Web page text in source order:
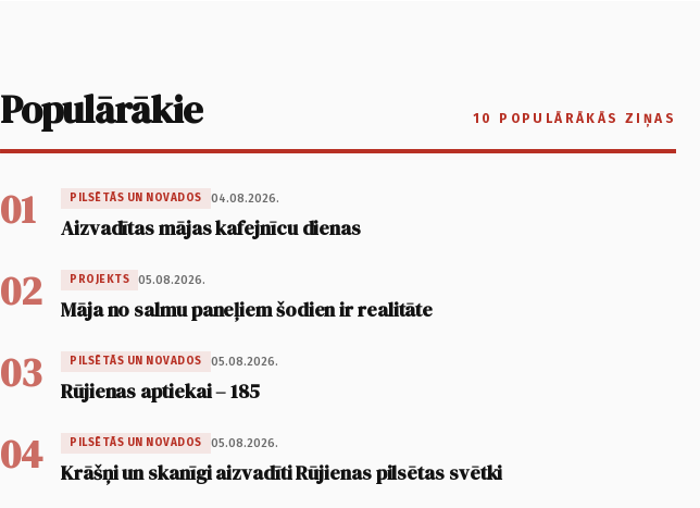
Populārākie 10 POPULĀRĀKĀS ZIŅAS
01 PILSĒTĀS UN NOVADOS 04.08.2026.
Aizvadītas mājas kafejnīcu dienas
02 PROJEKTS 05.08.2026.
Māja no salmu paneļiem šodien ir realitāte
03 PILSĒTĀS UN NOVADOS 05.08.2026.
Rūjienas aptiekai – 185
04 PILSĒTĀS UN NOVADOS 05.08.2026.
Krāšņi un skanīgi aizvadīti Rūjienas pilsētas svētki